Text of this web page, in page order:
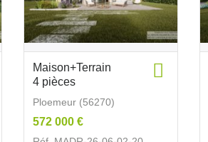
Maison+Terrain
4 pièces
Ploemeur (56270)
572 000 €